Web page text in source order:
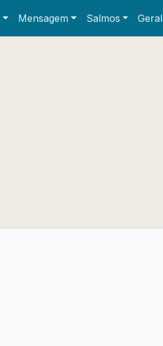
Mensagem Salmos Geral